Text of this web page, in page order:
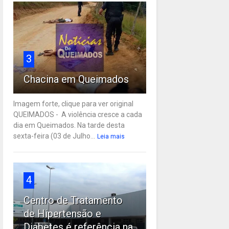
3
Chacina em Queimados
Imagem forte, clique para ver original
QUEIMADOS - A violência cresce a cada
dia em Queimados. Na tarde desta
sexta-feira (03 de Julho...
Leia mais
4
Centro de Tratamento
de Hipertensão e